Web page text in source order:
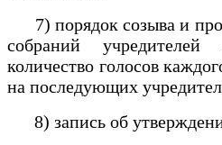
7) порядок созыва и
собраний
количество голосов
на последующих
8) запись об